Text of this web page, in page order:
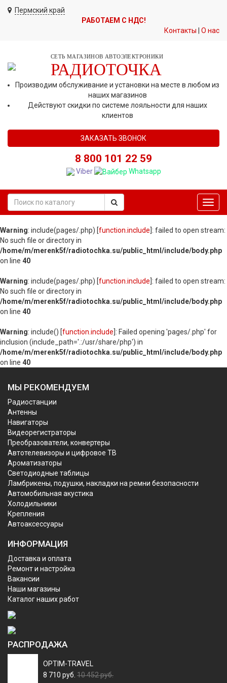
Пермский край
РАБОТАЕМ С НДС!
Контакты
О нас
СЕТЬ МАГАЗИНОВ АВТОЭЛЕКТРОНИКИ
РАДИОТОЧКА
Производим обслуживание и установки на месте в любом из
наших магазинов
Действуют скидки по системе лояльности для наших
клиентов
ЗАКАЗАТЬ ЗВОНОК
8 800 101 22 59
Viber Whatsapp
Warning: include(pages/.php) [function.include ]: failed to open stream:
No such file or directory in
/home/m/merenk5f/radiotochka.su/public_html/include/body.php
on line 40
Warning: include(pages/.php) [function.include ]: failed to open stream:
No such file or directory in
/home/m/merenk5f/radiotochka.su/public_html/include/body.php
on line 40
Warning: include() [function.include ]: Failed opening 'pages/.php' for
inclusion (include_path='.:/usr/share/php') in
/home/m/merenk5f/radiotochka.su/public_html/include/body.php
on line 40
МЫ РЕКОМЕНДУЕМ
Радиостанции
Антенны
Навигаторы
Видеорегистраторы
Преобразователи, конвертеры
Автотелевизоры и цифровое ТВ
Ароматизаторы
Светодиодные таблицы
Ламбрикены, подушки, накладки на ремни безопасности
Автомобильная акустика
Холодильники
Крепления
Автоаксессуары
ИНФОРМАЦИЯ
Доставка и оплата
Ремонт и настройка
Вакансии
Наши магазины
Каталог наших работ
РАСПРОДАЖА
OPTIM-TRAVEL
8 710 руб. 10 452 руб.